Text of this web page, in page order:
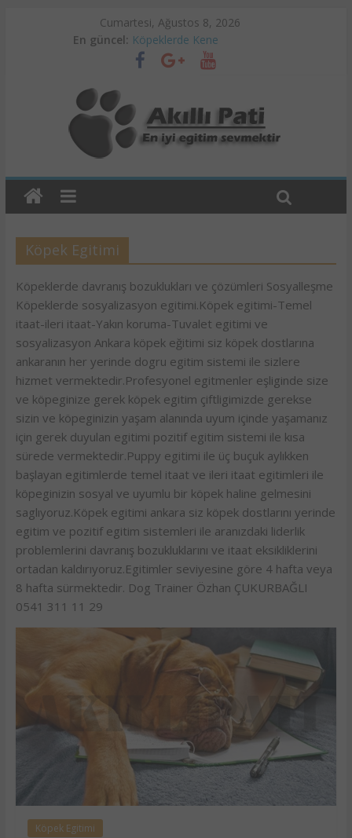
Cumartesi, Ağustos 8, 2026
En güncel: Köpeklerde Kene
Ankara Pet Otel
Köpek Eğitimi ve Psikoloji
Köpeklerde Raşitizm
Köpek Egitimi
Köpeklerde davranış bozuklukları ve çözümleri Sosyalleşme
Köpeklerde sosyalizasyon egitimi.Köpek egitimi-Temel
itaat-ileri itaat-Yakın koruma-Tuvalet egitimi ve
sosyalizasyon Ankara köpek eğitimi siz köpek dostlarına
ankaranın her yerinde dogru egitim sistemi ile sizlere
hizmet vermektedir.Profesyonel egitmenler eşliginde size
ve köpeginize gerek köpek egitim çiftligimizde gerekse
sizin ve köpeginizin yaşam alanında uyum içinde yaşamanız
için gerek duyulan egitimi pozitif egitim sistemi ile kısa
sürede vermektedir.Puppy egitimi ile üç buçuk aylıkken
başlayan egitimlerde temel itaat ve ileri itaat egitimleri ile
köpeginizin sosyal ve uyumlu bir köpek haline gelmesini
saglıyoruz.Köpek egitimi ankara siz köpek dostlarını yerinde
egitim ve pozitif egitim sistemleri ile aranızdaki liderlik
problemlerini davranış bozukluklarını ve itaat eksikliklerini
ortadan kaldırıyoruz.Egitimler seviyesine göre 4 hafta veya
8 hafta sürmektedir. Dog Trainer Özhan ÇUKURBAĞLI
0541 311 11 29
Köpek Egitimi